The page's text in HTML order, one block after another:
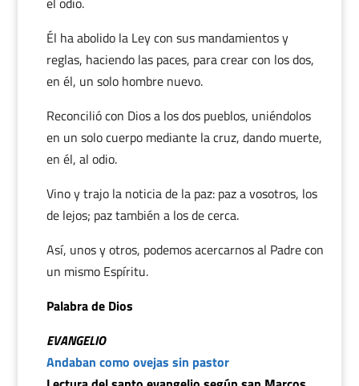
Él ha abolido la Ley con sus mandamientos y
reglas, haciendo las paces, para crear con los dos,
en él, un solo hombre nuevo.
Reconcilió con Dios a los dos pueblos, uniéndolos
en un solo cuerpo mediante la cruz, dando muerte,
en él, al odio.
Vino y trajo la noticia de la paz: paz a vosotros, los
de lejos; paz también a los de cerca.
Así, unos y otros, podemos acercarnos al Padre con
un mismo Espíritu.
Palabra de Dios
EVANGELIO
Andaban como ovejas sin pastor